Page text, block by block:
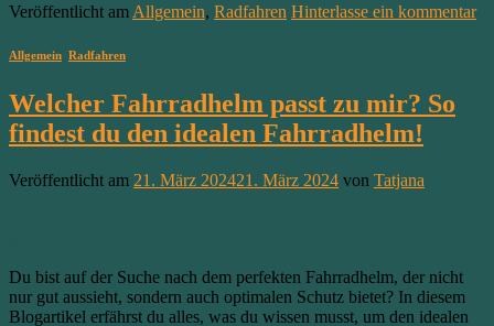
Veröffentlicht am Allgemein, Radfahren Hinterlasse ein kommentar
Allgemein Radfahren
Welcher Fahrradhelm passt zu mir? So
findest du den idealen Fahrradhelm!
Veröffentlicht am 21. März 202421. März 2024 von Tatjana
Du bist auf der Suche nach dem perfekten Fahrradhelm, der nicht
nur gut aussieht, sondern auch optimalen Schutz bietet? In diesem
Blogartikel erfährst du alles, was du wissen musst, um den idealen